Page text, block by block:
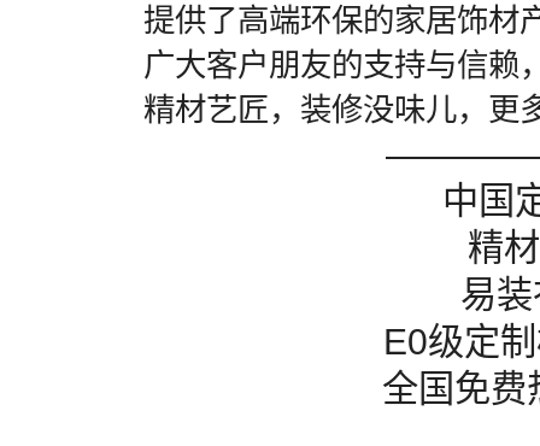
提供了高端环保的家居饰材
广大客户朋友的支持与信赖
精材艺匠，装修没味儿，更
中国
精
易
E0级定
全国免费